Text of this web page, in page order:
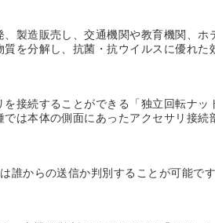
製造販売し、交通機関や教育機関、ホ
を分解し、抗菌・抗ウイルスに優れた
接続することができる「独立回転ナッ
は本体の側面にあったアクセサリ接続
からの送信か判別することが可能です